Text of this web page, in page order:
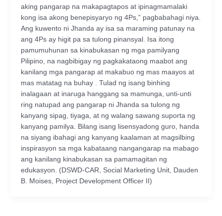
aking pangarap na makapagtapos at ipinagmamalaki
kong isa akong benepisyaryo ng 4Ps,” pagbabahagi niya.
Ang kuwento ni Jhanda ay isa sa maraming patunay na
ang 4Ps ay higit pa sa tulong pinansyal. Isa itong
pamumuhunan sa kinabukasan ng mga pamilyang
Pilipino, na nagbibigay ng pagkakataong maabot ang
kanilang mga pangarap at makabuo ng mas maayos at
mas matatag na buhay . Tulad ng isang binhing
inalagaan at inaruga hanggang sa mamunga, unti-unti
ring natupad ang pangarap ni Jhanda sa tulong ng
kanyang sipag, tiyaga, at ng walang sawang suporta ng
kanyang pamilya. Bilang isang lisensyadong guro, handa
na siyang ibahagi ang kanyang kaalaman at magsilbing
inspirasyon sa mga kabataang nangangarap na mabago
ang kanilang kinabukasan sa pamamagitan ng
edukasyon. (DSWD-CAR, Social Marketing Unit, Dauden
B. Moises, Project Development Officer II)